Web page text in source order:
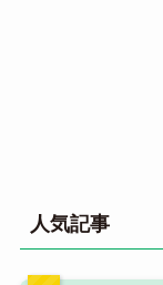
人気記事